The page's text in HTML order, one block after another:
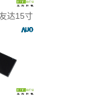
达15寸